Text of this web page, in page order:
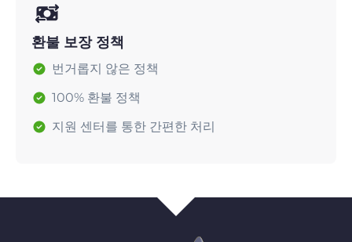
환불 보장 정책
번거롭지 않은 정책
100% 환불 정책
지원 센터를 통한 간편한 처리